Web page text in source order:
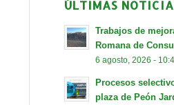
ÚLTIMAS
Trabajos de
Romana de
6 agosto, 2026 -
Procesos
plaza de Peón